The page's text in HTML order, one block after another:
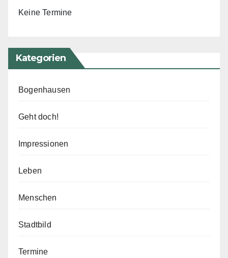
Keine Termine
Kategorien
Bogenhausen
Geht doch!
Impressionen
Leben
Menschen
Stadtbild
Termine